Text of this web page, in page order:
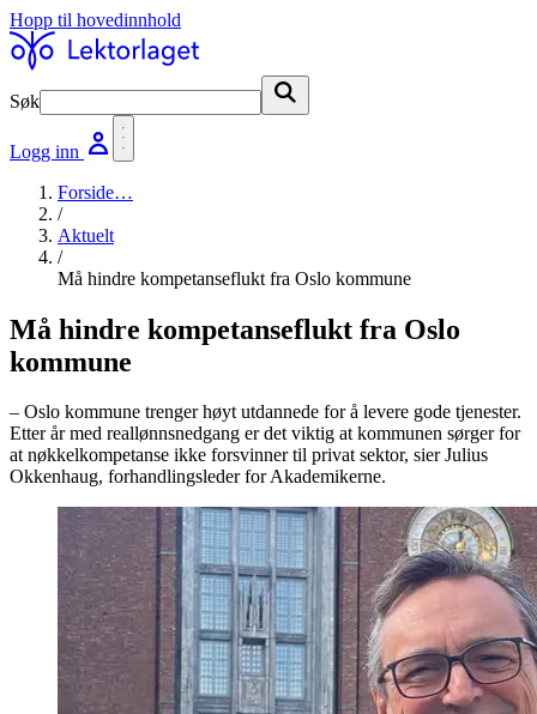
Hopp til hovedinnhold
Søk
Logg inn
Forside…
/
Aktuelt
/
Må hindre kompetanseflukt fra Oslo kommune
Må hindre kompetanseflukt fra Oslo
kommune
– Oslo kommune trenger høyt utdannede for å levere gode tjenester.
Etter år med reallønnsnedgang er det viktig at kommunen sørger for
at nøkkelkompetanse ikke forsvinner til privat sektor, sier Julius
Okkenhaug, forhandlingsleder for Akademikerne.